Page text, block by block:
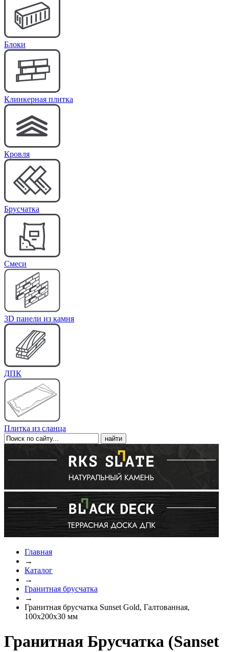
Блоки
Клинкерная плитка
Кровля
Брусчатка
Cмеси
3D панели из камня
ДПК
Плитка из сланца
Главная
→
Каталог
→
Гранитная брусчатка
→
Гранитная брусчатка Sunset Gold, Галтованная,
100х200х30 мм
Гранитная Брусчатка (Sanset